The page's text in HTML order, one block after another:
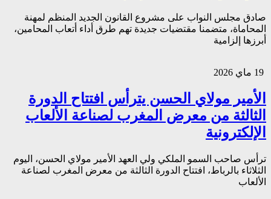
صادق مجلس النواب على مشروع القانون الجديد المنظم لمهنة
المحاماة، متضمنا مقتضيات جديدة تهم طرق أداء أتعاب المحامين،
أبرزها إلزامية
الأمير مولاي الحسن يترأس افتتاح الدورة
الثالثة من معرض المغرب لصناعة الألعاب
الإلكترونية
ترأس صاحب السمو الملكي ولي العهد الأمير مولاي الحسن، اليوم
الثلاثاء بالرباط، افتتاح الدورة الثالثة من معرض المغرب لصناعة
الألعاب